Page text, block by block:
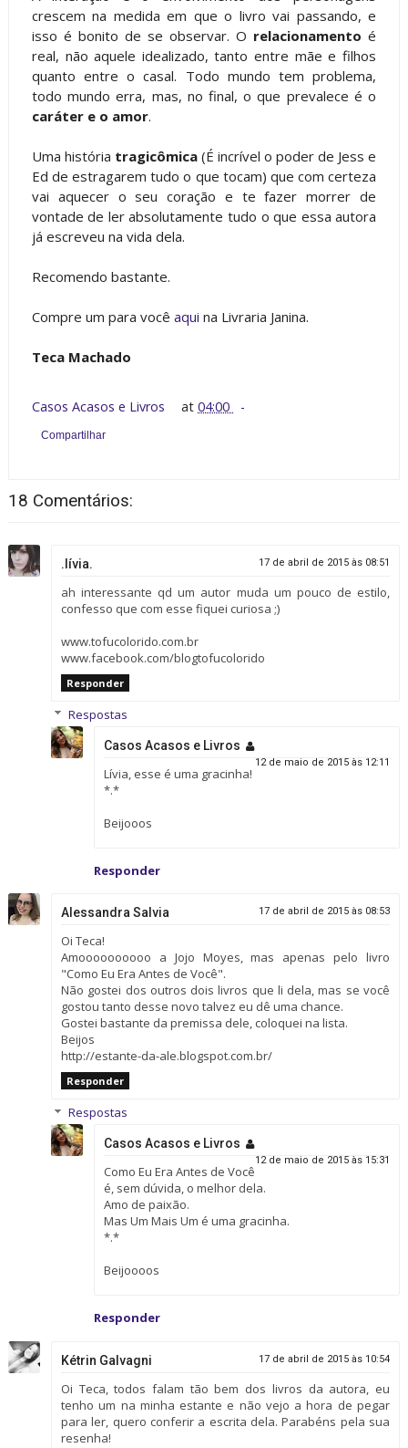
crescem na medida em que o livro vai passando, e
isso é bonito de se observar. O relacionamento é
real, não aquele idealizado, tanto entre mãe e filhos
quanto entre o casal. Todo mundo tem problema,
todo mundo erra, mas, no final, o que prevalece é o
caráter e o amor.
Uma história tragicômica(É incrível o poder de Jess e
Ed de estragarem tudo o que tocam) que com certeza
vai aquecer o seu coração e te fazer morrer de
vontade de ler absolutamente tudo o que essa autora
já escreveu na vida dela.
Recomendo bastante.
Compre um para você aqui na Livraria Janina.
Teca Machado
Casos Acasos e Livros at04:00
Compartilhar
18 Comentários:
.lívia. 17 de abril de 2015 às 08:51
ah interessante qd um autor muda um pouco de estilo,
confesso que com esse fiquei curiosa ;)
www.tofucolorido.com.br
www.facebook.com/blogtofucolorido
Responder
Respostas
Casos Acasos e Livros
12 de maio de 2015 às 12:11
Lívia, esse é uma gracinha!
*.*
Beijooos
Responder
Alessandra Salvia 17 de abril de 2015 às 08:53
Oi Teca!
Amoooooooooo a Jojo Moyes, mas apenas pelo livro
"Como Eu Era Antes de Você".
Não gostei dos outros dois livros que li dela, mas se você
gostou tanto desse novo talvez eu dê uma chance.
Gostei bastante da premissa dele, coloquei na lista.
Beijos
http://estante-da-ale.blogspot.com.br/
Responder
Respostas
Casos Acasos e Livros
12 de maio de 2015 às 15:31
Como Eu Era Antes de Você
é, sem dúvida, o melhor dela.
Amo de paixão.
Mas Um Mais Um é uma gracinha.
*.*
Beijoooos
Responder
Kétrin Galvagni 17 de abril de 2015 às 10:54
Oi Teca, todos falam tão bem dos livros da autora, eu
tenho um na minha estante e não vejo a hora de pegar
para ler, quero conferir a escrita dela. Parabéns pela sua
resenha!